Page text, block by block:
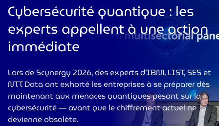
Cybersécurité quantique : les
experts appellent à une action
immédiate
Lors de Scynergy 2026, des experts d’IBM, LIST, SES et
NTT Data ont exhorté les entreprises à se préparer dès
maintenant aux menaces quantiques pesant sur la
cybersécurité — avant que le chiffrement actuel ne
devienne obsolète.